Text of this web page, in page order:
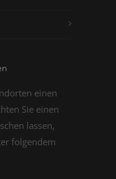
einen
Sie einen
lassen,
folgendem